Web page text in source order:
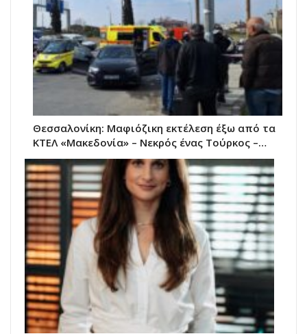
Θεσσαλονίκη: Μαφιόζικη εκτέλεση έξω από τα
ΚΤΕΛ «Μακεδονία» – Νεκρός ένας Τούρκος –…